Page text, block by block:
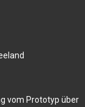
vom Prototyp über